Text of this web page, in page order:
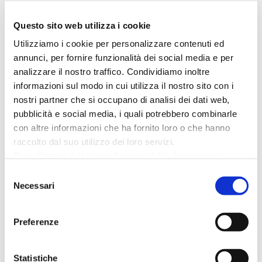
Questo sito web utilizza i cookie
Utilizziamo i cookie per personalizzare contenuti ed
annunci, per fornire funzionalità dei social media e per
analizzare il nostro traffico. Condividiamo inoltre
informazioni sul modo in cui utilizza il nostro sito con i
nostri partner che si occupano di analisi dei dati web,
pubblicità e social media, i quali potrebbero combinarle
con altre informazioni che ha fornito loro o che hanno
raccolto dal suo utilizzo dei loro servizi.
Per ulteriori informazioni è possibile consultare
Cookie Policy.
delNecessari
Preferenze
Statistiche
Ore 8:30 partenza della seconda giornata. Il
percorso della giornata di domenica è più
corto per dare la possibilità ai partecipanti di
rientrare verso casa con calma. A metà
percorso è prevista la sosta ristoro presso un
agriturismo a base di prodotti tipici del
territorio. La tappa terminerà al paddock dove
ad accogliere i partecipanti, ci sarà il nostro
sabato 19 e domenica 20
ottobre 2024
spiaggia a Cattolica lungo la battigia
. I
Lungomare Rasi Spinelli, all’altezza della